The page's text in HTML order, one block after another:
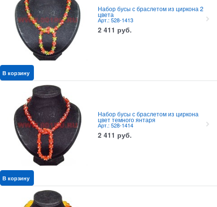
Набор бусы с браслетом из циркона 2
цвета
Арт.: 528-1413
2 411 руб.
В корзину
Набор бусы с браслетом из циркона
цвет темного янтаря
Арт.: 528-1414
2 411 руб.
В корзину